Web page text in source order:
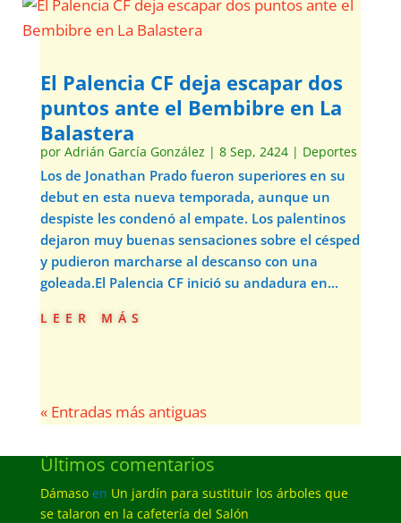
El Palencia CF deja escapar dos
puntos ante el Bembibre en La
Balastera
por Adrián García González | 8 Sep, 2424| Deportes
Los de Jonathan Prado fueron superiores en su
debut en esta nueva temporada, aunque un
despiste les condenó al empate. Los palentinos
dejaron muy buenas sensaciones sobre el césped
y pudieron marcharse al descanso con una
goleada.El Palencia CF inició su andadura en...
leer más
« Entradas más antiguas
Últimos comentarios
Dámasoen Un jardín para sustituir los árboles que
se talaron en la cafetería del Salón